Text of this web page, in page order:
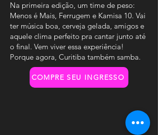
Na primeira edição, um time de peso:
Menos é Mais, Ferrugem e Kamisa 10. Vai
ter música boa, cerveja gelada, amigos e
aquele clima perfeito pra cantar junto até
o final. Vem viver essa experiência!
Porque agora, Curitiba também samba.
COMPRE SEU INGRESSO